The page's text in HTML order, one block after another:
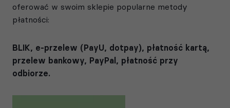
oferować w swoim sklepie popularne metody
płatności:
BLIK, e-przelew (PayU, dotpay), płatność kartą,
przelew bankowy, PayPal, płatność przy
odbiorze.